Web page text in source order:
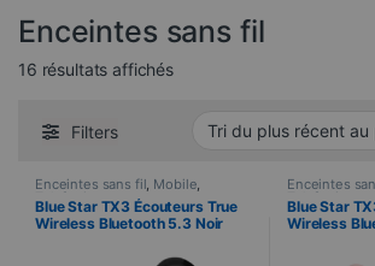
Enceintes sans fil
16 résultats affichésTrié du plus récent au plus
Filters
Enceintes sans fil, Mobile,
Telefonie
Blue Star TX3 Écouteurs True
Wireless Bluetooth 5.3 Noir
Enceintes
Telefonie
Blue Star
Wireless